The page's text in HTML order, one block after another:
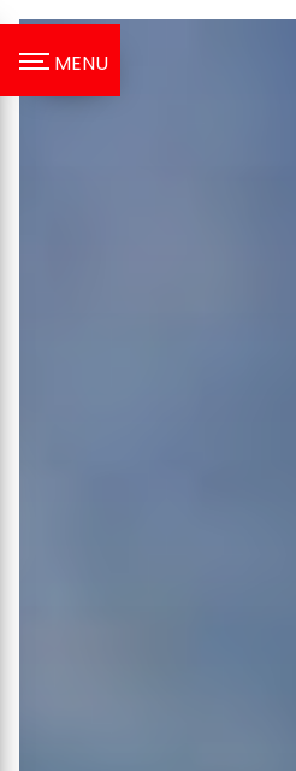
MENU
Panneau de gestion des cookies